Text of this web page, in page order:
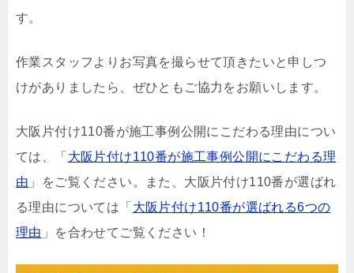
す。
作業スタッフよりお写真を撮らせて頂きたいと申しつ
けがありましたら、ぜひともご協力をお願いします。
大阪片付け110番が施工事例公開にこだわる理由につい
ては、「 大阪片付け110番が施工事例公開にこだわる理
由 」をご覧ください。また、大阪片付け110番が選ばれ
る理由については「 大阪片付け110番が選ばれる6つの
理由 」を合わせてご覧ください！